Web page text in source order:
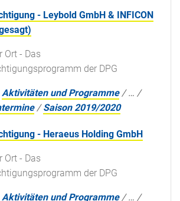
- Leybold GmbH & INFICON
Ort - Das
der DPG
Aktivitäten und Programme /… /
/Saison 2019/2020
- Heraeus Holding GmbH
Ort - Das
der DPG
Aktivitäten und Programme /… /